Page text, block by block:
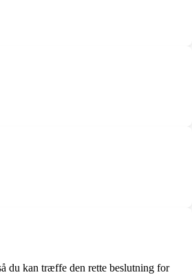
du kan træffe den rette beslutning for